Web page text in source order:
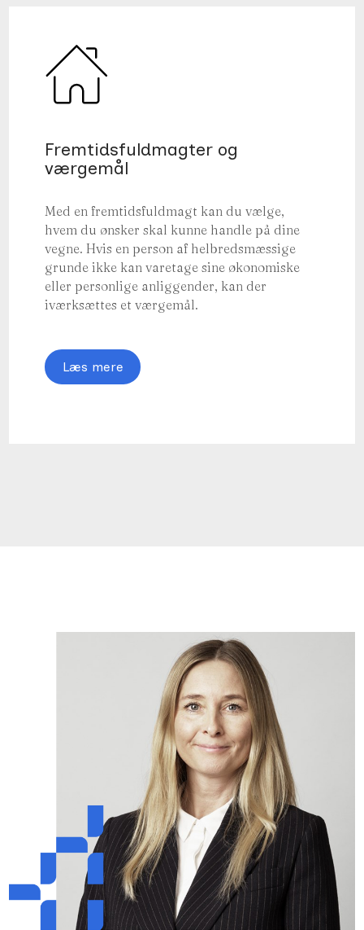
Fremtidsfuldmagter og
værgemål
Med en fremtidsfuldmagt kan du vælge,
hvem du ønsker skal kunne handle på dine
vegne. Hvis en person af helbredsmæssige
grunde ikke kan varetage sine økonomiske
eller personlige anliggender, kan der
iværksættes et værgemål.
Læs mere